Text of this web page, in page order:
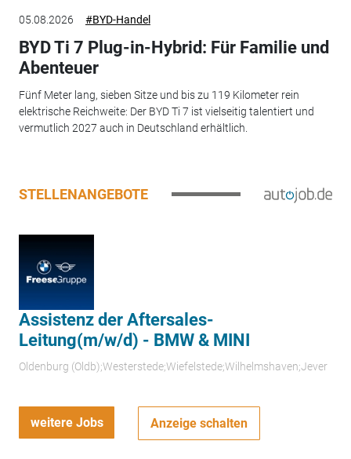
05.08.2026 #BYD-Handel
BYD Ti 7 Plug-in-Hybrid: Für Familie und
Abenteuer
Fünf Meter lang, sieben Sitze und bis zu 119 Kilometer rein
elektrische Reichweite: Der BYD Ti 7 ist vielseitig talentiert und
vermutlich 2027 auch in Deutschland erhältlich.
STELLENANGEBOTE
Assistenz der Aftersales-
Leitung(m/w/d) - BMW & MINI
Oldenburg (Oldb);Westerstede;Wiefelstede;Wilhelmshaven;Jever
weitere Jobs Anzeige schalten